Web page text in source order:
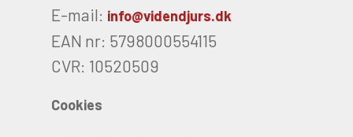
E-mail: info@videndjurs.dk
EAN nr: 5798000554115
CVR: 10520509
Cookies